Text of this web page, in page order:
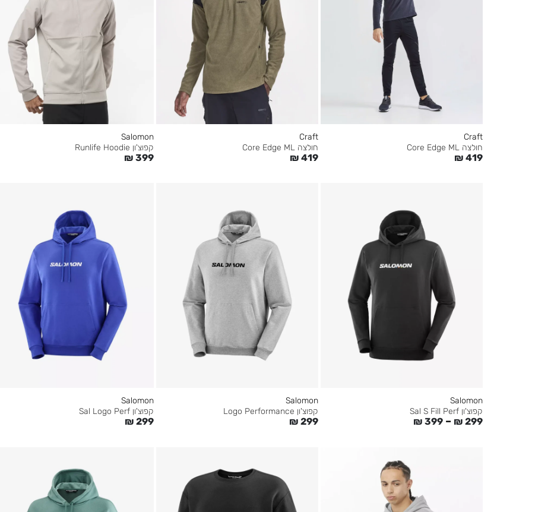
Craft
חולצה Core Edge ML
₪ 419
Craft
חולצה Core Edge ML
₪ 419
Salomon
קפוצ'ון Runlife Hoodie
₪ 399
Salomon
קפוצ'ון Sal S Fill Perf
₪ 299
–
₪ 399
Salomon
קפוצ'ון Logo Performance
₪ 299
Salomon
קפוצ'ון Sal Logo Perf
₪ 299